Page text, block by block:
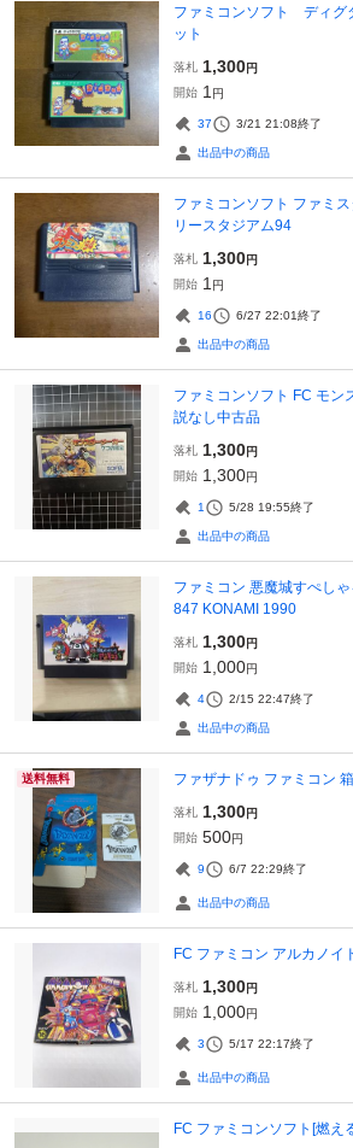
ファミコンソフト ディグ
ット
落札 1,300円
開始 1 円
37 3/21 21:08終了
出品中の商品
ファミコンソフト ファミ
リースタジアム94
落札 1,300円
開始 1 円
16 6/27 22:01終了
出品中の商品
ファミコンソフト FC モン
説なし中古品
落札 1,300円
開始 1,300円
1 5/28 19:55終了
出品中の商品
ファミコン 悪魔城すぺし
847 KONAMI 1990
落札 1,300円
開始 1,000円
4 2/15 22:47終了
出品中の商品
送料無料 ファザナドゥ ファミコン
落札 1,300円
開始 500円
9 6/7 22:29終了
出品中の商品
FC ファミコン アルカノイ
落札 1,300円
開始 1,000円
3 5/17 22:17終了
出品中の商品
FC ファミコンソフト[燃え